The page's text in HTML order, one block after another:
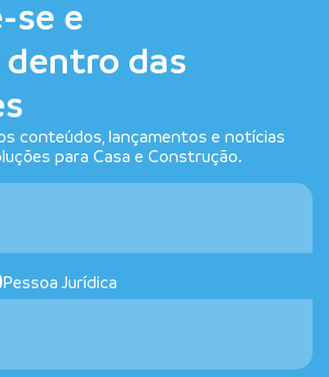
se e
das
conteúdos, lançamentos e notícias
para Casa e Construção.
Pessoa Jurídica